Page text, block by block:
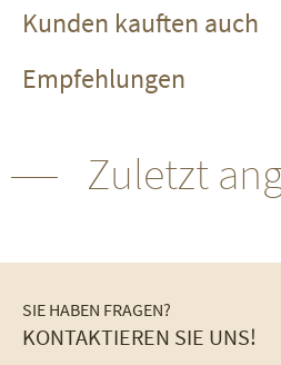
Kunden kauften auch
Empfehlungen
Zuletzt
SIE HABEN FRAGEN?
KONTAKTIEREN SIE UNS!